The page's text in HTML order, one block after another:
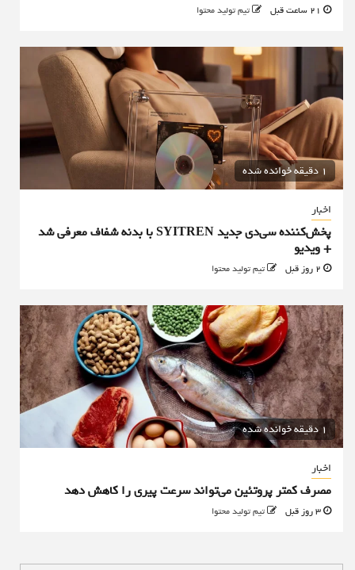
تیم تولید محتوا
1 دقیقه خوانده شده
اخبار
پخش‌کننده سی‌دی جدید SYITREN با بدنه شفاف معرفی شد
+ ویدیو
تیم تولید محتوا
1 دقیقه خوانده شده
اخبار
مصرف کمتر پروتئین می‌تواند سرعت پیری را کاهش دهد
تیم تولید محتوا